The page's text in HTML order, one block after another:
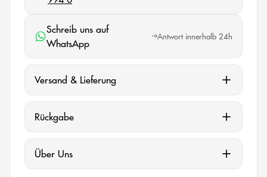
Schreib uns auf
WhatsApp
Antwort innerhalb 24h
Versand & Lieferung
Rückgabe
Über Uns